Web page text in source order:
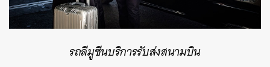
รถลีมูซีนบริการรับส่งสนามบิน